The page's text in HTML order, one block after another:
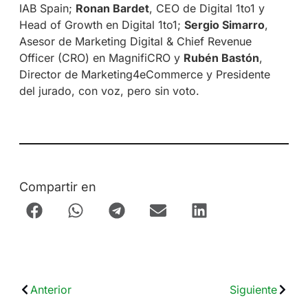
IAB Spain; Ronan Bardet, CEO de Digital 1to1 y
Head of Growth en Digital 1to1; Sergio Simarro,
Asesor de Marketing Digital & Chief Revenue
Officer (CRO) en MagnifiCRO y Rubén Bastón,
Director de Marketing4eCommerce y Presidente
del jurado, con voz, pero sin voto.
Compartir en
Anterior Siguiente